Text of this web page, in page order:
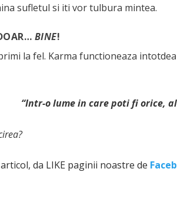
sufletul si iti vor tulbura mintea.
BINE!
la fel. Karma functioneaza
“Intr-o lume in care poti fi orice,
da LIKE paginii noastre de